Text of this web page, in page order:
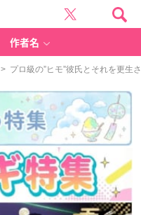
作者名
> プロ級の”ヒモ”彼氏とそれを更生